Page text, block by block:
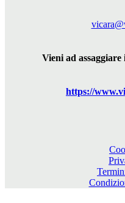
Vieni ad
https://www.